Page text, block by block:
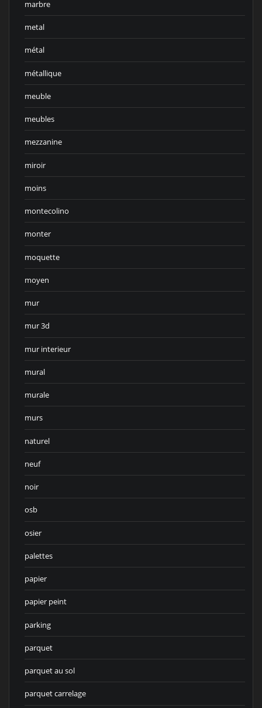
marbre
metal
métal
métallique
meuble
meubles
mezzanine
miroir
moins
montecolino
monter
moquette
moyen
mur
mur 3d
mur interieur
mural
murale
murs
naturel
neuf
noir
osb
osier
palettes
papier
papier peint
parking
parquet
parquet au sol
parquet carrelage